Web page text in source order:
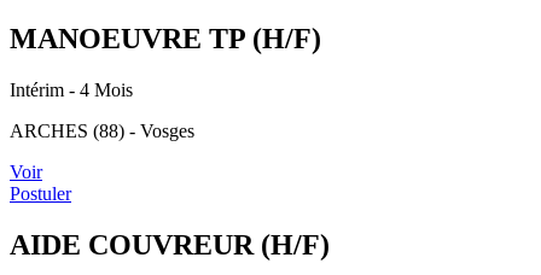
MANOEUVRE TP (H/F)
Intérim - 4 Mois
ARCHES (88) - Vosges
Voir
Postuler
AIDE COUVREUR (H/F)